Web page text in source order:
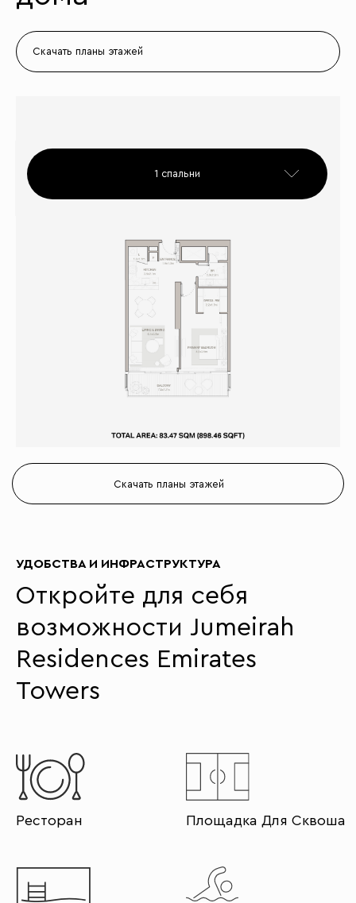
Скачать планы этажей
1 спальни
Скачать планы этажей
УДОБСТВА И ИНФРАСТРУКТУРА
Откройте для себя
возможности Jumeirah
Residences Emirates
Towers
Ресторан Площадка Для Сквоша